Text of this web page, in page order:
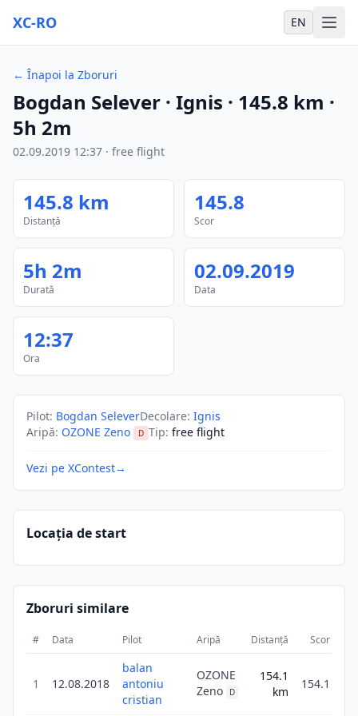
XC-RO EN
← Înapoi la Zboruri
Bogdan Selever · Ignis · 145.8 km ·
5h 2m
02.09.2019 12:37 · free flight
145.8 km
Distanță
145.8
Scor
5h 2m
Durată
02.09.2019
Data
12:37
Ora
Pilot: Bogdan SeleverDecolare: Ignis
Aripă: OZONE Zeno D Tip: free flight
Vezi pe XContest→
Locația de start
Zboruri similare
# Data Pilot Aripă Distanță Scor
1 12.08.2018
balan
antoniu
cristian
OZONE
Zeno
D
154.1
km
154.1